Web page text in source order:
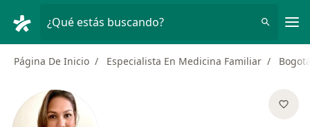
¿Qué estás buscando?
Página De Inicio Especialista En Medicina Familiar